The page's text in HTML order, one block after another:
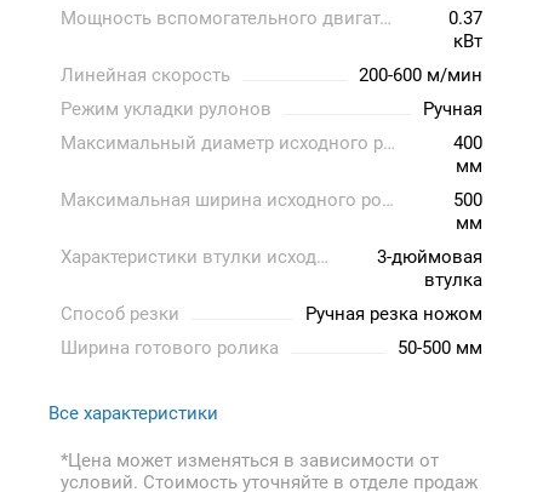
Мощность вспомогательного двигателя
0.37
кВт
Линейная скорость
200-600 м/мин
Режим укладки рулонов
Ручная
Максимальный диаметр исходного ролика
400
мм
Максимальная ширина исходного ролика
500
мм
Характеристики втулки исходного ролика
3-дюймовая
втулка
Способ резки
Ручная резка ножом
Ширина готового ролика
50-500 мм
Все характеристики
*Цена может изменяться в зависимости от
условий. Стоимость уточняйте в отделе продаж